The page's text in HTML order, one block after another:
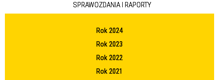
SPRAWOZDANIA I RAPORTY
Rok 2024
Rok 2023
Rok 2022
Rok 2021